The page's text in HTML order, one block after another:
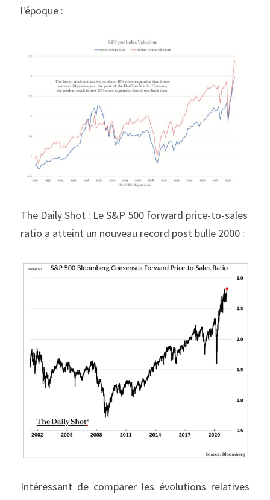
l'époque :
The Daily Shot : Le S&P 500 forward price-to-sales
ratio a atteint un nouveau record post bulle 2000 :
Intéressant de comparer les évolutions relatives